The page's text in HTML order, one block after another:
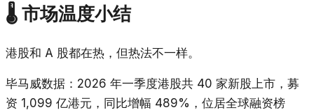
🌡️ 市场温度小结
港股和 A 股都在热，但热法不一样。
毕马威数据：2026 年一季度港股共 40 家新股上市，募
资 1,099 亿港元，同比增幅 489%，位居全球融资榜